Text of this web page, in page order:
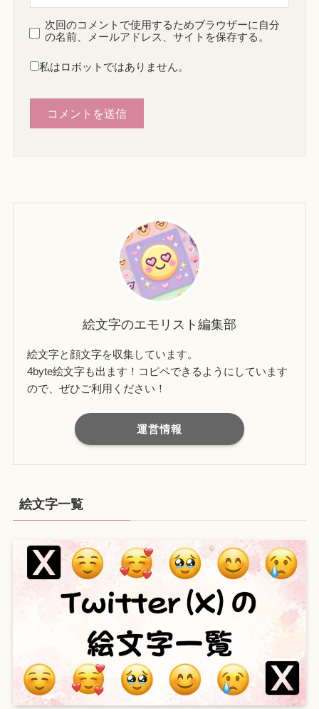
次回のコメントで使用するためブラウザーに自分
の名前、メールアドレス、サイトを保存する。
私はロボットではありません。
絵文字のエモリスト編集部
絵文字と顔文字を収集しています。
4byte絵文字も出ます！コピペできるようにしています
ので、ぜひご利用ください！
運営情報
絵文字一覧